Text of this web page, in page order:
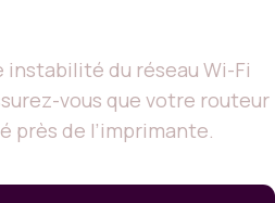
instabilité du réseau Wi-Fi
vous que votre routeur
près de l’imprimante.